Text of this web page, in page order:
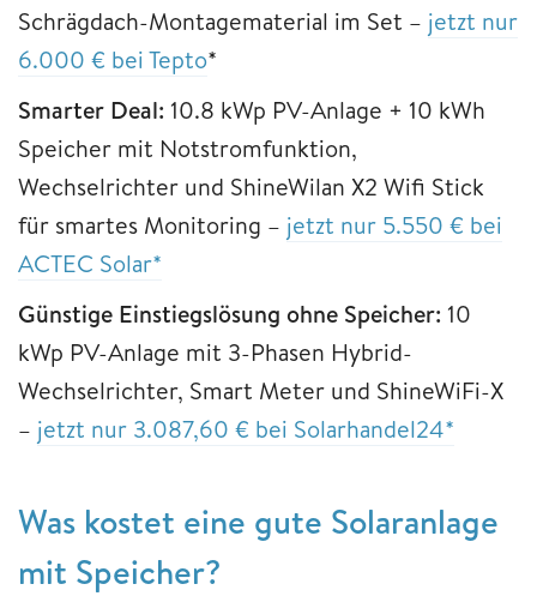
Schrägdach-Montagematerial im Set – jetzt nur
6.000 € bei Tepto*
Smarter Deal: 10.8 kWp PV-Anlage + 10 kWh
Speicher mit Notstromfunktion,
Wechselrichter und ShineWilan X2 Wifi Stick
für smartes Monitoring – jetzt nur 5.550 € bei
ACTEC Solar*
Günstige Einstiegslösung ohne Speicher: 10
kWp PV-Anlage mit 3-Phasen Hybrid-
Wechselrichter, Smart Meter und ShineWiFi-X
– jetzt nur 3.087,60 € bei Solarhandel24*
Was kostet eine gute Solaranlage
mit Speicher?